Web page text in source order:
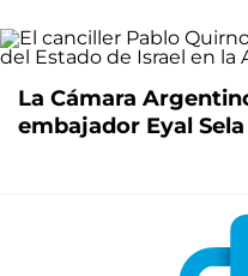
La Cámara
embajador Eyal Sela